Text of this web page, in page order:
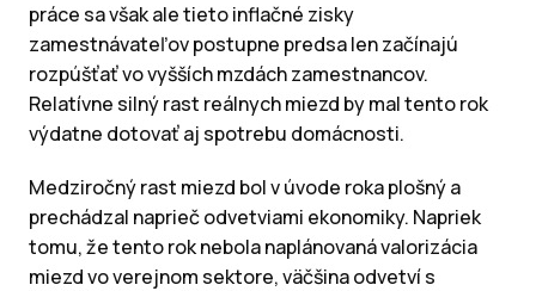
práce sa však ale tieto inflačné zisky
zamestnávateľov postupne predsa len začínajú
rozpúšťať vo vyšších mzdách zamestnancov.
Relatívne silný rast reálnych miezd by mal tento rok
výdatne dotovať aj spotrebu domácnosti.
Medziročný rast miezd bol v úvode roka plošný a
prechádzal naprieč odvetviami ekonomiky. Napriek
tomu, že tento rok nebola naplánovaná valorizácia
miezd vo verejnom sektore, väčšina odvetví s